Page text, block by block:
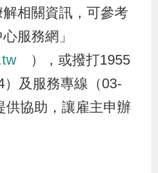
相關資訊，可參考
服務網」
），或撥打1955
及服務專線（03-
供協助，讓雇主申辦